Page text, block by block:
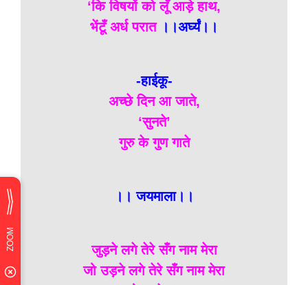
‘कि विषयों को लूँ आड़े हाथ,
भेंटूँ अर्ध परात ।।अर्घ्यं।।
-हाईकू-
अच्छे दिन आ जाते,
‘सुनते’
गुरु के गुण गाते
।। जयमाला।।
जुड़ने लगे तेरे सँग नाम मेरा
जो उड़ने लगे तेरे सँग नाम मेरा